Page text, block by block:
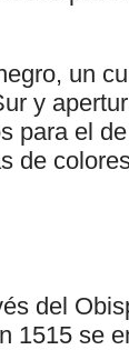
un
y
para el
de
del
1515 se